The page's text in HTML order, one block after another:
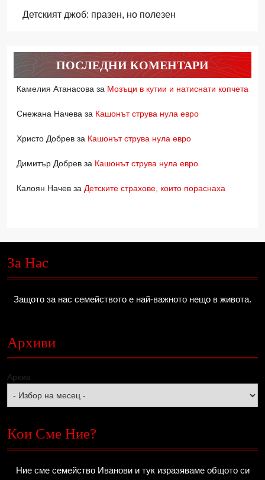
Детският джоб: празен, но полезен
ПОСЛЕДНИ КОМЕНТАРИ
Камелия Атанасова за Мозъци в кутии и натиснати копчета
Снежана Начева за Кашонът струва нула евро
Христо Добрев за Кашонът струва нула евро
Димитър Добрев за Кашонът струва нула евро
Калоян Начев за Детските страхове, които пораснаха
За Нас
Защото за нас семейството е най-важното нещо в живота.
Архиви
Архив
Кои Сме Ние?
Ние сме семейство Иванови и тук изразяваме общото си